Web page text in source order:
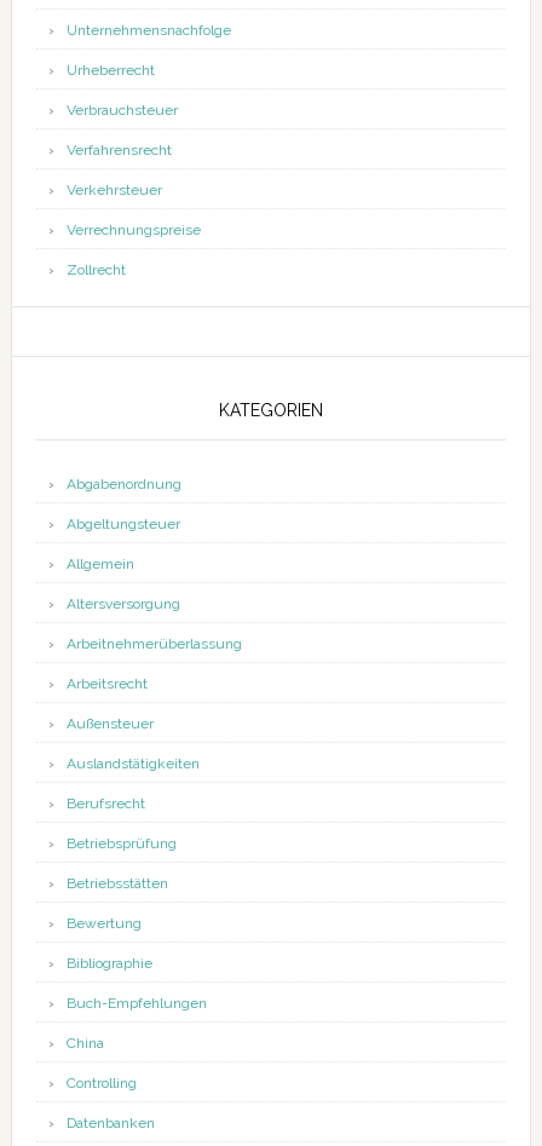
Unternehmensnachfolge
Urheberrecht
Verbrauchsteuer
Verfahrensrecht
Verkehrsteuer
Verrechnungspreise
Zollrecht
KATEGORIEN
Abgabenordnung
Abgeltungsteuer
Allgemein
Altersversorgung
Arbeitnehmerüberlassung
Arbeitsrecht
Außensteuer
Auslandstätigkeiten
Berufsrecht
Betriebsprüfung
Betriebsstätten
Bewertung
Bibliographie
Buch-Empfehlungen
China
Controlling
Datenbanken